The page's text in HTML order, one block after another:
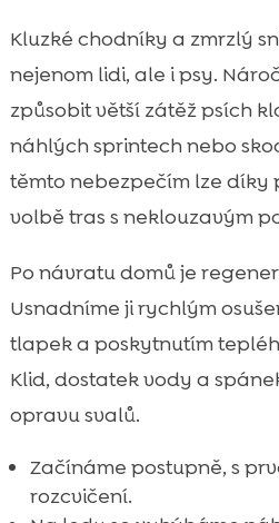
Kluzké chodníky a zmrzlý
nejenom lidi, ale i psy.
způsobit větší zátěž psích
náhlých sprintech nebo
těmto nebezpečím lze díky
volbě tras s neklouzavým
Po návratu domů je
Usnadníme ji rychlým
tlapek a poskytnutím
Klid, dostatek vody a
opravu svalů.
Začínáme postupně, s
rozcvičení.